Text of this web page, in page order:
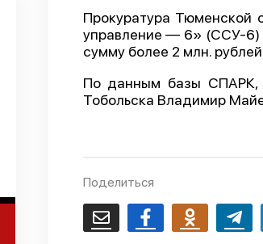
Прокуратура Тюменской
управление — 6» (ССУ-6)
сумму более 2 млн.
По данным базы СПАРК,
Тобольска Владимир
Поделиться
Email FacebookOdnoklassniki